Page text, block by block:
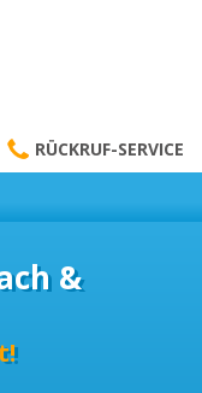
RÜCKRUF-SERVICE
&